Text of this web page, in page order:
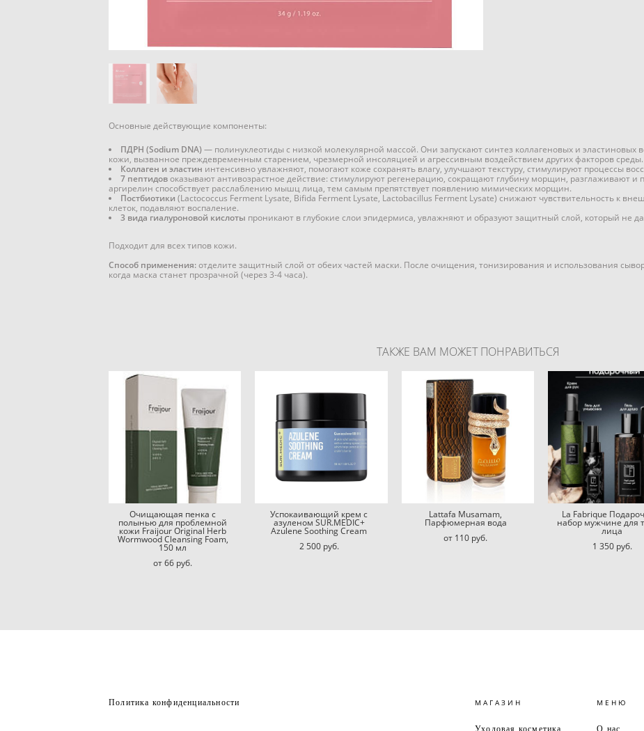
Основные действующие компоненты:
ПДРН (Sodium DNA)— полинуклеотиды с низкой молекулярной массой. Они запускают синтез коллагеновых и эластиновых
кожи, вызванное преждевременным старением, чрезмерной инсоляцией и агрессивным воздействием других факторов среды.
Коллаген и эластин интенсивно увлажняют, помогают коже сохранять влагу, улучшают текстуру, стимулируют процессы
7 пептидовоказывают антивозрастное действие: стимулируют регенерацию, сокращают глубину морщин, разглаживают и
аргирелин способствует расслаблению мышц лица, тем самым препятствует появлению мимических морщин.
Постбиотики (Lactococcus Ferment Lysate, Bifida Ferment Lysate, Lactobacillus Ferment Lysate) снижают чувствительность к
клеток, подавляют воспаление.
3 вида гиалуроновой кислоты проникают в глубокие слои эпидермиса, увлажняют и образуют защитный слой, который не
Подходит для всех типов кожи.
Способ применения:отделите защитный слой от обеих частей маски. После очищения, тонизирования и использования
когда маска станет прозрачной (через 3-4 часа).
ТАКЖЕ ВАМ МОЖЕТ ПОНРАВИТЬСЯ
Очищающая пенка с
полынью для проблемной
кожи Fraijour Original Herb
Wormwood Cleansing Foam,
150 мл
от 66 pуб.
Успокаивающий крем с
азуленом SUR.MEDIC+
Azulene Soothing Cream
2 500 pуб.
Lattafa Musamam,
Парфюмерная вода
от 110 pуб.
La Fabrique
набор мужчине для
лица
1 350 pуб.
Политика конфиденциальности МАГАЗИН
Уходовая косметика
МЕНЮ
О нас